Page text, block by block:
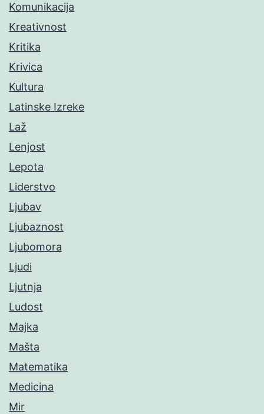
Komunikacija
Kreativnost
Kritika
Krivica
Kultura
Latinske Izreke
Laž
Lenjost
Lepota
Liderstvo
Ljubav
Ljubaznost
Ljubomora
Ljudi
Ljutnja
Ludost
Majka
Mašta
Matematika
Medicina
Mir